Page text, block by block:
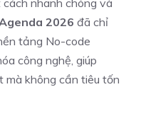
nhanh chóng và
2026 đã chỉ
tảng No-code
công nghệ, giúp
mà không cần tiêu tốn